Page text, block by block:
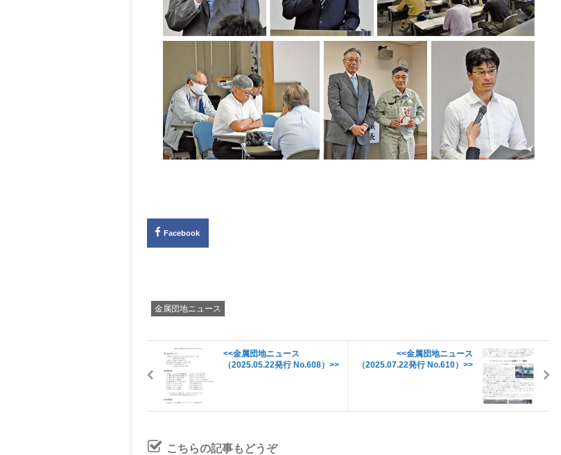
Facebook
金属団地ニュース
<<金属団地ニュース
（2025.05.22発行 No.608）>>
<<金属団地ニュース
（2025.07.22発行 No.610）>>
こちらの記事もどうぞ